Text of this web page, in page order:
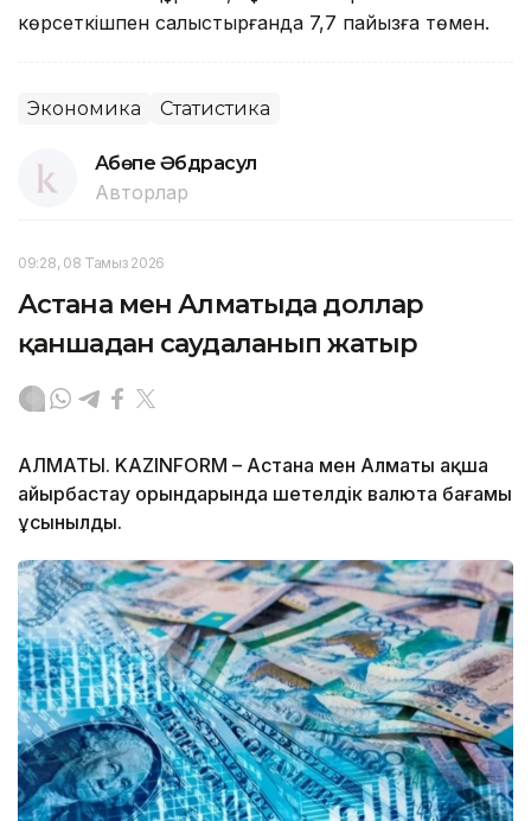
көрсеткішпен салыстырғанда 7,7 пайызға төмен.
Экономика Статистика
Ақбөпе Әбдрасул
Авторлар
09:28, 08 Тамыз 2026
Астана мен Алматыда доллар
қаншадан саудаланып жатыр
АЛМАТЫ. KAZINFORM – Астана мен Алматы ақша
айырбастау орындарында шетелдік валюта бағамы
ұсынылды.